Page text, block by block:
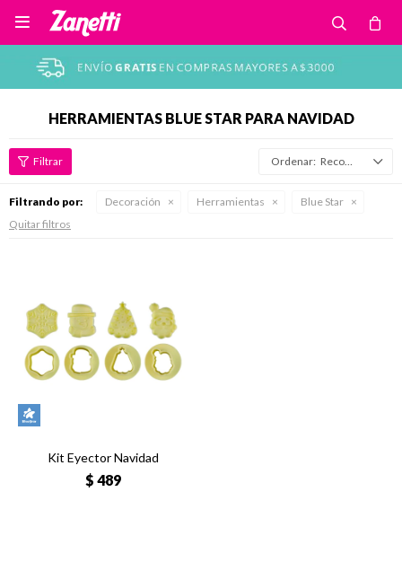

HERRAMIENTAS BLUE STAR PARA NAVIDAD
Recomendados
Filtrando por: Decoración Herramientas
Blue Star
Quitar filtros
Kit Eyector Navidad
$ 489